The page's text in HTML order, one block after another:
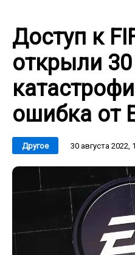
Доступ к
открыли 30
ошибка от
Другое 30 августа 2022,